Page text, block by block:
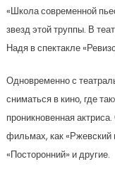
«Школа современной
звезд этой труппы. В
Надя в спектакле
Одновременно с
сниматься в кино, где
проникновенная
фильмах, как «Ржевский
«Посторонний» и другие.